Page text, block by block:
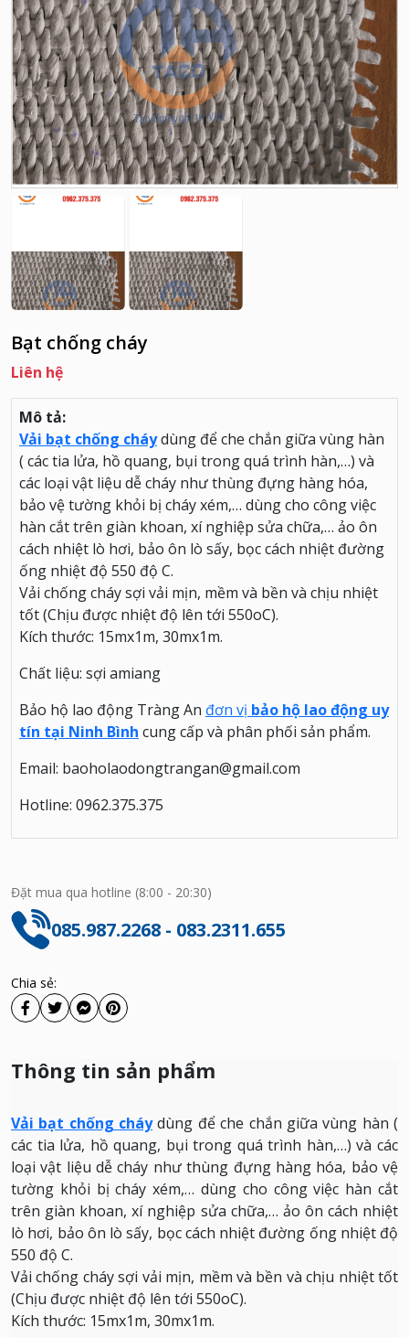
Bạt chống cháy
Liên hệ
Mô tả:
Vải bạt chống cháydùng để che chắn giữa vùng hàn
( các tia lửa, hồ quang, bụi trong quá trình hàn,…) và
các loại vật liệu dễ cháy như thùng đựng hàng hóa,
bảo vệ tường khỏi bị cháy xém,… dùng cho công việc
hàn cắt trên giàn khoan, xí nghiệp sửa chữa,… ảo ôn
cách nhiệt lò hơi, bảo ôn lò sấy, bọc cách nhiệt đường
ống nhiệt độ 550 độ C.
Vải chống cháy sợi vải mịn, mềm và bền và chịu nhiệt
tốt (Chịu được nhiệt độ lên tới 550oC).
Kích thước: 15mx1m, 30mx1m.
Chất liệu: sợi amiang
Bảo hộ lao động Tràng An đơn vị bảo hộ lao động uy
tín tại Ninh Bình cung cấp và phân phối sản phẩm.
Email: baoholaodongtrangan@gmail.com
Hotline: 0962.375.375
Đặt mua qua hotline (8:00 - 20:30)
085.987.2268 - 083.2311.655
Chia sẻ:
Thông tin sản phẩm
Vải bạt chống cháydùng để che chắn giữa vùng hàn (
các tia lửa, hồ quang, bụi trong quá trình hàn,…) và các
loại vật liệu dễ cháy như thùng đựng hàng hóa, bảo vệ
tường khỏi bị cháy xém,… dùng cho công việc hàn cắt
trên giàn khoan, xí nghiệp sửa chữa,… ảo ôn cách nhiệt
lò hơi, bảo ôn lò sấy, bọc cách nhiệt đường ống nhiệt độ
550 độ C.
Vải chống cháy sợi vải mịn, mềm và bền và chịu nhiệt tốt
(Chịu được nhiệt độ lên tới 550oC).
Kích thước: 15mx1m, 30mx1m.